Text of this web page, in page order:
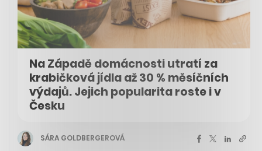
Na Západě domácnosti utratí za
krabičková jídla až 30 % měsíčních
výdajů. Jejich popularita roste i v
Česku
SÁRA GOLDBERGEROVÁ